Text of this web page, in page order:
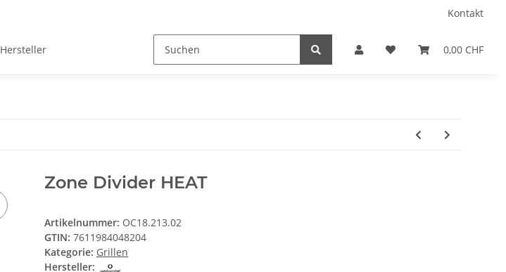
Kontakt
0,00 CHF
Hersteller
Zone Divider HEAT
Artikelnummer: OC18.213.02
GTIN: 7611984048204
Kategorie: Grillen
Hersteller: